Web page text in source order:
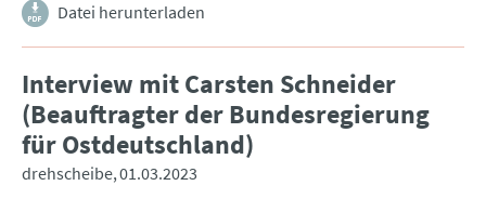
Datei herunterladen
Interview mit Carsten Schneider
(Beauftragter der Bundesregierung
für Ostdeutschland)
drehscheibe 01.03.2023